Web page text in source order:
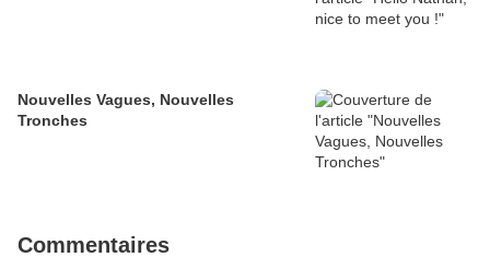
Nouvelles Vagues, Nouvelles
Tronches
Commentaires